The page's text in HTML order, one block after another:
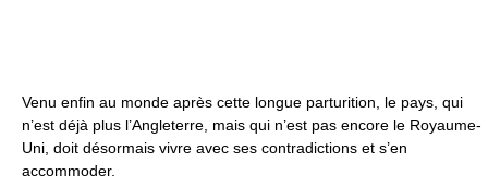
Venu enfin au monde après cette longue parturition, le pays, qui
n’est déjà plus l’Angleterre, mais qui n’est pas encore le Royaume-
Uni, doit désormais vivre avec ses contradictions et s’en
accommoder.